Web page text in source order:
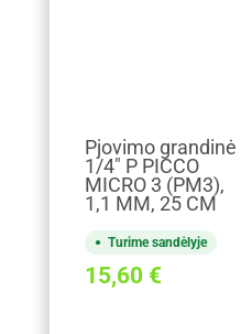
Pjovimo grandinė
1/4" P PICCO
MICRO 3 (PM3),
1,1 MM, 25 CM
Turime sandėlyje
15,60 €